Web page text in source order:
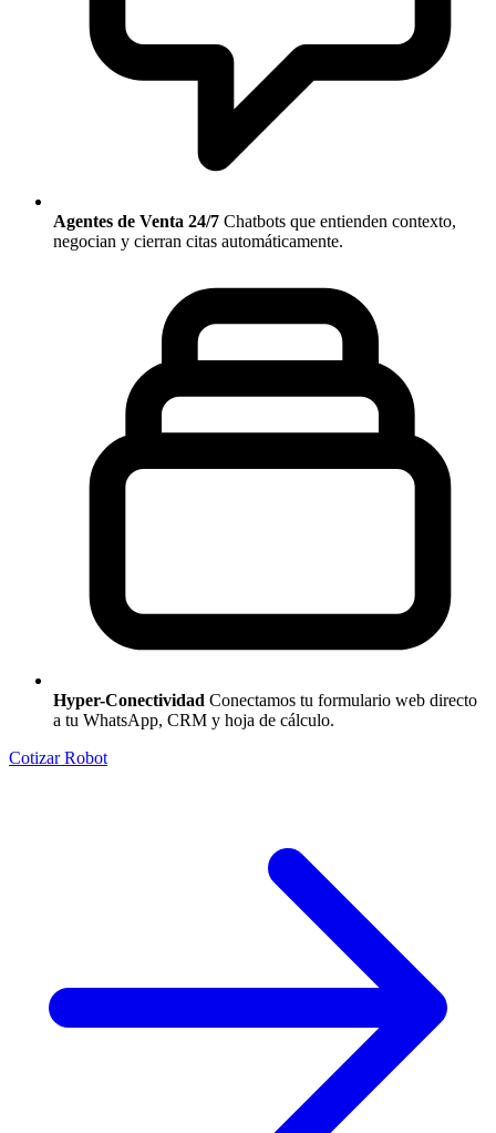
Agentes de Venta 24/7 Chatbots que entienden contexto,
negocian y cierran citas automáticamente.
Hyper-Conectividad Conectamos tu formulario web directo
a tu WhatsApp, CRM y hoja de cálculo.
Cotizar Robot